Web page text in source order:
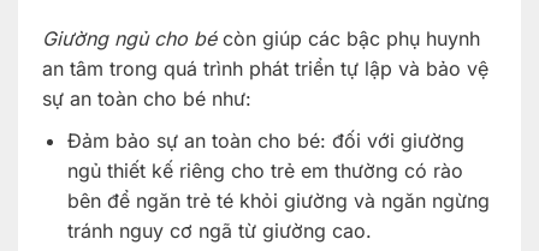
Giường ngủ cho bé còn giúp các bậc phụ huynh
an tâm trong quá trình phát triển tự lập và bảo vệ
sự an toàn cho bé như:
Đảm bảo sự an toàn cho bé: đối với giường
ngủ thiết kế riêng cho trẻ em thường có rào
bên để ngăn trẻ té khỏi giường và ngăn ngừng
tránh nguy cơ ngã từ giường cao.